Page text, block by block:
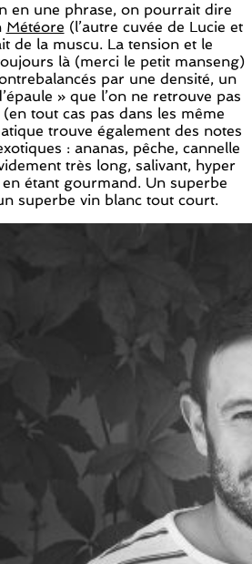
en une phrase, on pourrait dire
Météore (l’autre cuvée de Lucie et
de la muscu. La tension et le
là (merci le petit manseng)
par une densité, un
» que l’on ne retrouve pas
(en tout cas pas dans les même
trouve également des notes
: ananas, pêche, cannelle
très long, salivant, hyper
étant gourmand. Un superbe
superbe vin blanc tout court.